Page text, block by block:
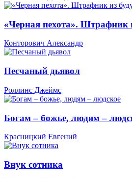
«Черная пехота». Штрафник
Конторович Александр
Песчаный дьявол
Роллинс Джеймс
Богам – божье, людям –
Красницкий Евгений
Внук сотника